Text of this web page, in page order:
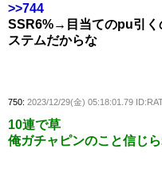
>>744
SSR6%→目当てのpu引く
ステムだからな
750: 2023/12/29(金) 05:18:01.79
10連で草
俺ガチャピンのこと信じ